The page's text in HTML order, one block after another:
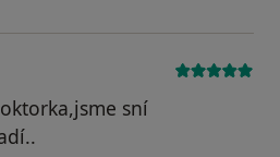
sní